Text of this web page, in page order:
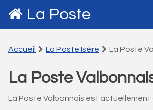
La Poste
Accueil La Poste Isére La Poste
La Poste
La Poste Valbonnais est actuellement